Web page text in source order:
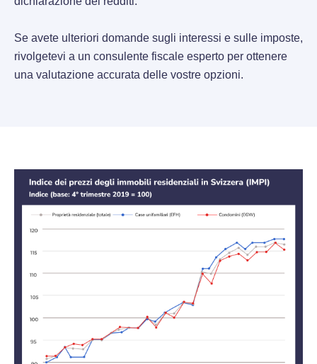
Se avete ulteriori domande sugli interessi e sulle imposte,
rivolgetevi a un consulente fiscale esperto per ottenere
una valutazione accurata delle vostre opzioni.